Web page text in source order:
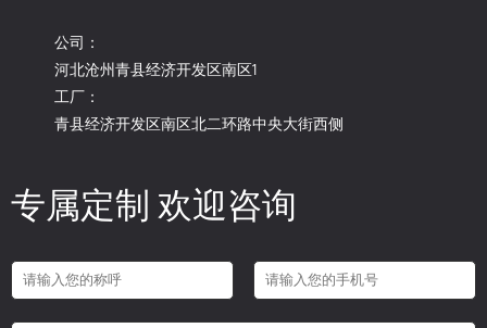
公司：
河北沧州青县经济开发区南区1
工厂：
青县经济开发区南区北二环路中央大街西侧
专属定制 欢迎咨询